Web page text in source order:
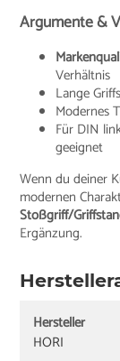
Argumente &
Verhältnis
Lange
Modernes
Für DIN
geeignet
Wenn du deiner
modernen
Stoßgriff/
Ergänzung.
Hersteller
HORI